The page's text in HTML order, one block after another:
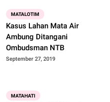
MATALOTIM
Kasus Lahan Mata Air
Ambung Ditangani
Ombudsman NTB
September 27, 2019
MATAHATI